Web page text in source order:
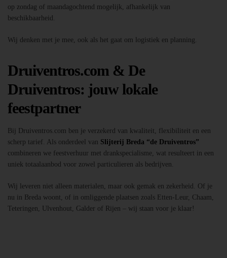
op zondag of maandagochtend mogelijk, afhankelijk van
beschikbaarheid.
Wij denken met je mee, ook als het gaat om logistiek en planning.
Druiventros.com & De
Druiventros: jouw lokale
feestpartner
Bij Druiventros.com ben je verzekerd van kwaliteit, flexibiliteit en een
scherp tarief. Als onderdeel van Slijterij Breda “de Druiventros”
combineren we feestverhuur met drankspecialisme, wat resulteert in een
uniek totaalaanbod voor zowel particulieren als bedrijven.
Wij leveren niet alleen materialen, maar ook gemak en zekerheid. Of je
nu in Breda woont, of in omliggende plaatsen zoals Etten-Leur, Chaam,
Teteringen, Ulvenhout, Galder of Rijen – wij staan voor je klaar!